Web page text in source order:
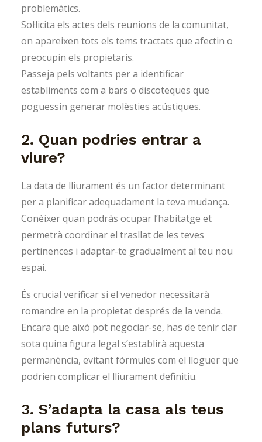
problemàtics.
Sol·licita els actes dels reunions de la comunitat,
on apareixen tots els tems tractats que afectin o
preocupin els propietaris.
Passeja pels voltants per a identificar
establiments com a bars o discoteques que
poguessin generar molèsties acústiques.
2. Quan podries entrar a
viure?
La data de lliurament és un factor determinant
per a planificar adequadament la teva mudança.
Conèixer quan podràs ocupar l’habitatge et
permetrà coordinar el trasllat de les teves
pertinences i adaptar-te gradualment al teu nou
espai.
És crucial verificar si el venedor necessitarà
romandre en la propietat després de la venda.
Encara que això pot negociar-se, has de tenir clar
sota quina figura legal s’establirà aquesta
permanència, evitant fórmules com el lloguer que
podrien complicar el lliurament definitiu.
3. S’adapta la casa als teus
plans futurs?